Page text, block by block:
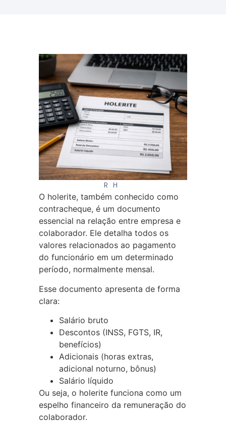
RH
O holerite, também conhecido como
contracheque, é um documento
essencial na relação entre empresa e
colaborador. Ele detalha todos os
valores relacionados ao pagamento
do funcionário em um determinado
período, normalmente mensal.
Esse documento apresenta de forma
clara:
Salário bruto
Descontos (INSS, FGTS, IR,
benefícios)
Adicionais (horas extras,
adicional noturno, bônus)
Salário líquido
Ou seja, o holerite funciona como um
espelho financeiro da remuneração do
colaborador.